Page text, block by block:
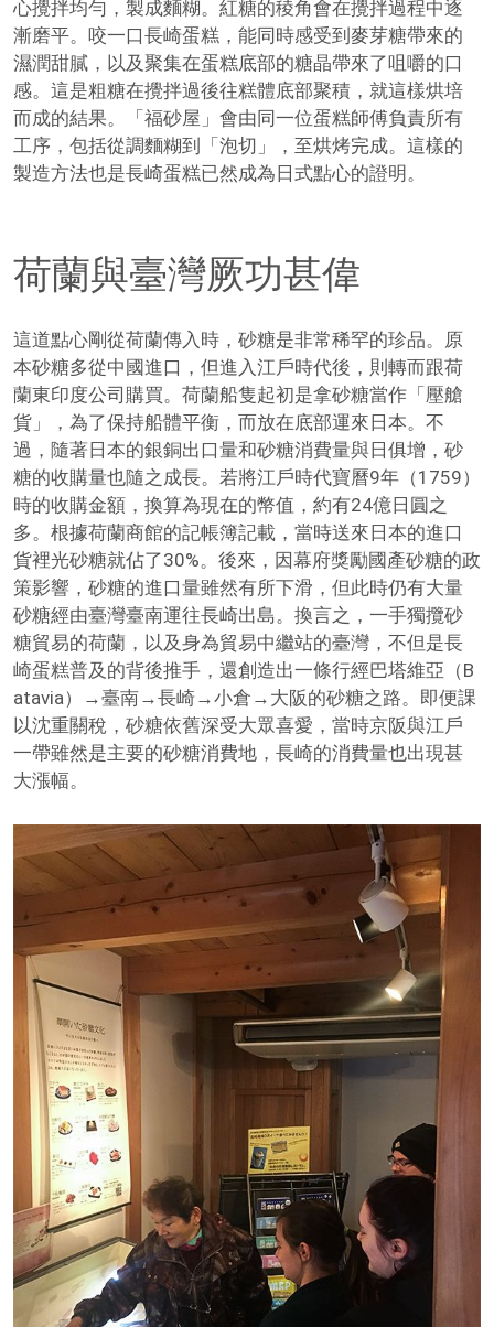
心攪拌均勻，製成麵糊。紅糖的稜角會在攪拌過程中逐
漸磨平。咬一口長崎蛋糕，能同時感受到麥芽糖帶來的
濕潤甜膩，以及聚集在蛋糕底部的糖晶帶來了咀嚼的口
感。這是粗糖在攪拌過後往糕體底部聚積，就這樣烘培
而成的結果。「福砂屋」會由同一位蛋糕師傅負責所有
工序，包括從調麵糊到「泡切」，至烘烤完成。這樣的
製造方法也是長崎蛋糕已然成為日式點心的證明。
荷蘭與臺灣厥功甚偉
這道點心剛從荷蘭傳入時，砂糖是非常稀罕的珍品。原
本砂糖多從中國進口，但進入江戶時代後，則轉而跟荷
蘭東印度公司購買。荷蘭船隻起初是拿砂糖當作「壓艙
貨」，為了保持船體平衡，而放在底部運來日本。不
過，隨著日本的銀銅出口量和砂糖消費量與日俱增，砂
糖的收購量也隨之成長。若將江戶時代寶曆9年（1759）
時的收購金額，換算為現在的幣值，約有24億日圓之
多。根據荷蘭商館的記帳簿記載，當時送來日本的進口
貨裡光砂糖就佔了30%。後來，因幕府獎勵國產砂糖的政
策影響，砂糖的進口量雖然有所下滑，但此時仍有大量
砂糖經由臺灣臺南運往長崎出島。換言之，一手獨攬砂
糖貿易的荷蘭，以及身為貿易中繼站的臺灣，不但是長
崎蛋糕普及的背後推手，還創造出一條行經巴塔維亞（B
atavia）→臺南→長崎→小倉→大阪的砂糖之路。即便課
以沈重關稅，砂糖依舊深受大眾喜愛，當時京阪與江戶
一帶雖然是主要的砂糖消費地，長崎的消費量也出現甚
大漲幅。